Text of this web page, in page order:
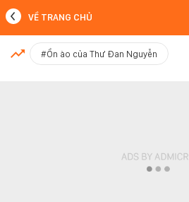
MỚI NHẤT
VỀ TRANG CHỦ
#Ồn ào của Thư Đan Nguyễn